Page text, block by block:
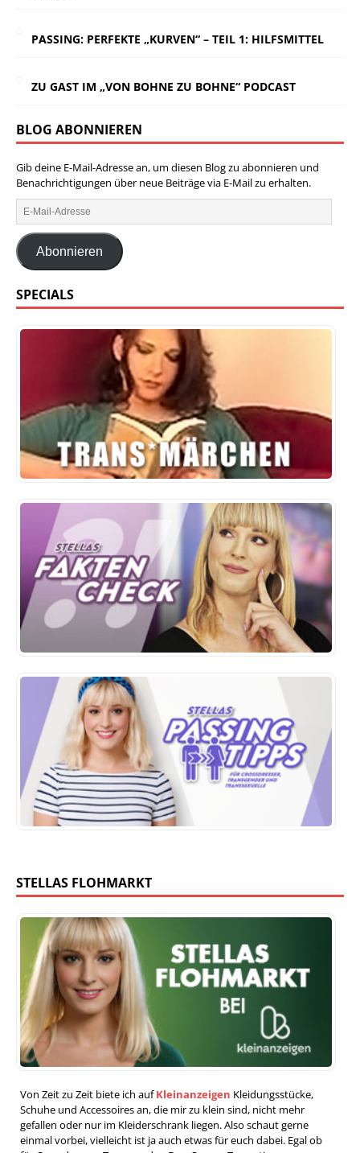
PASSING: PERFEKTE „KURVEN“ – TEIL 1: HILFSMITTEL
ZU GAST IM „VON BOHNE ZU BOHNE“ PODCAST
BLOG ABONNIEREN
Gib deine E-Mail-Adresse an, um diesen Blog zu abonnieren und
Benachrichtigungen über neue Beiträge via E-Mail zu erhalten.
Abonnieren
SPECIALS
STELLAS FLOHMARKT
Von Zeit zu Zeit biete ich aufKleinanzeigen Kleidungsstücke,
Schuhe und Accessoires an, die mir zu klein sind, nicht mehr
gefallen oder nur im Kleiderschrank liegen. Also schaut gerne
einmal vorbei, vielleicht ist ja auch etwas für euch dabei. Egal ob